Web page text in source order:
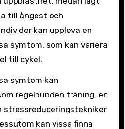
till ångest och
kan uppleva en
symtom, som kan variera
till cykel.
symtom kan
regelbunden träning, en
stressreduceringstekniker
kan vissa finna